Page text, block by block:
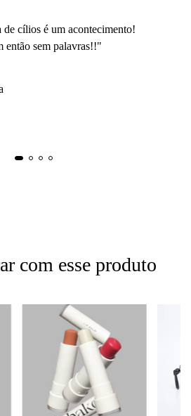
de cílios é um acontecimento!
então sem palavras!!"
com esse produto